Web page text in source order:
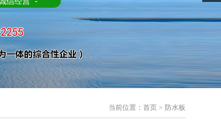
当前位置： 首页 > 防水板